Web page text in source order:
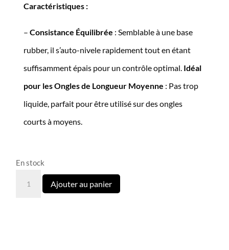
Caractéristiques :
– Consistance Équilibrée : Semblable à une base
rubber, il s’auto-nivele rapidement tout en étant
suffisamment épais pour un contrôle optimal. Idéal
pour les Ongles de Longueur Moyenne : Pas trop
liquide, parfait pour être utilisé sur des ongles
courts à moyens.
En stock
quantité
Ajouter au panier